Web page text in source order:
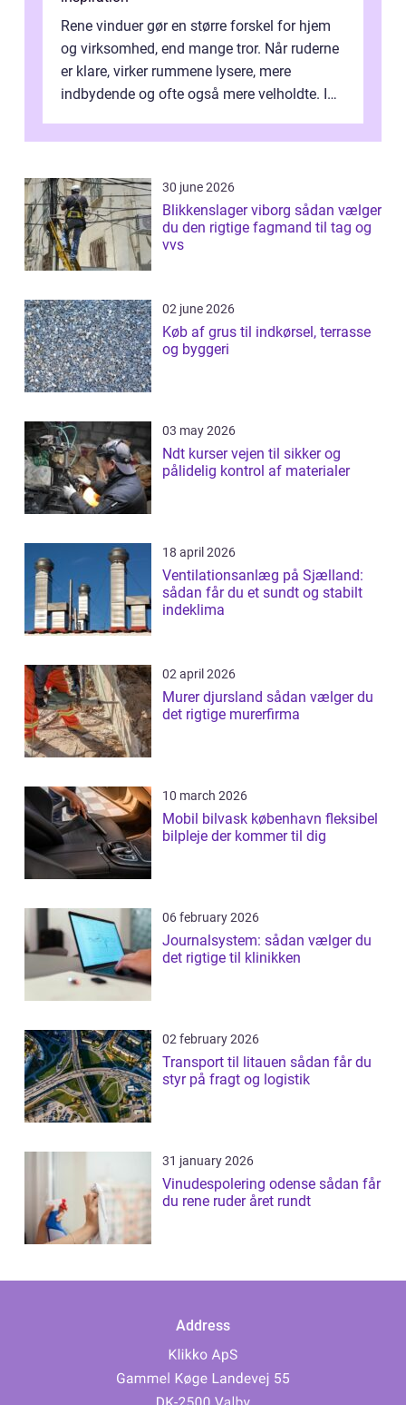
Rene vinduer gør en større forskel for hjem
og virksomhed, end mange tror. Når ruderne
er klare, virker rummene lysere, mere
indbydende og ofte også mere velholdte. I
30 june 2026
Blikkenslager viborg sådan vælger
du den rigtige fagmand til tag og
vvs
02 june 2026
Køb af grus til indkørsel, terrasse
og byggeri
03 may 2026
Ndt kurser vejen til sikker og
pålidelig kontrol af materialer
18 april 2026
Ventilationsanlæg på Sjælland:
sådan får du et sundt og stabilt
indeklima
02 april 2026
Murer djursland sådan vælger du
det rigtige murerfirma
10 march 2026
Mobil bilvask københavn fleksibel
bilpleje der kommer til dig
06 february 2026
Journalsystem: sådan vælger du
det rigtige til klinikken
02 february 2026
Transport til litauen sådan får du
styr på fragt og logistik
31 january 2026
Vinudespolering odense sådan får
du rene ruder året rundt
Address